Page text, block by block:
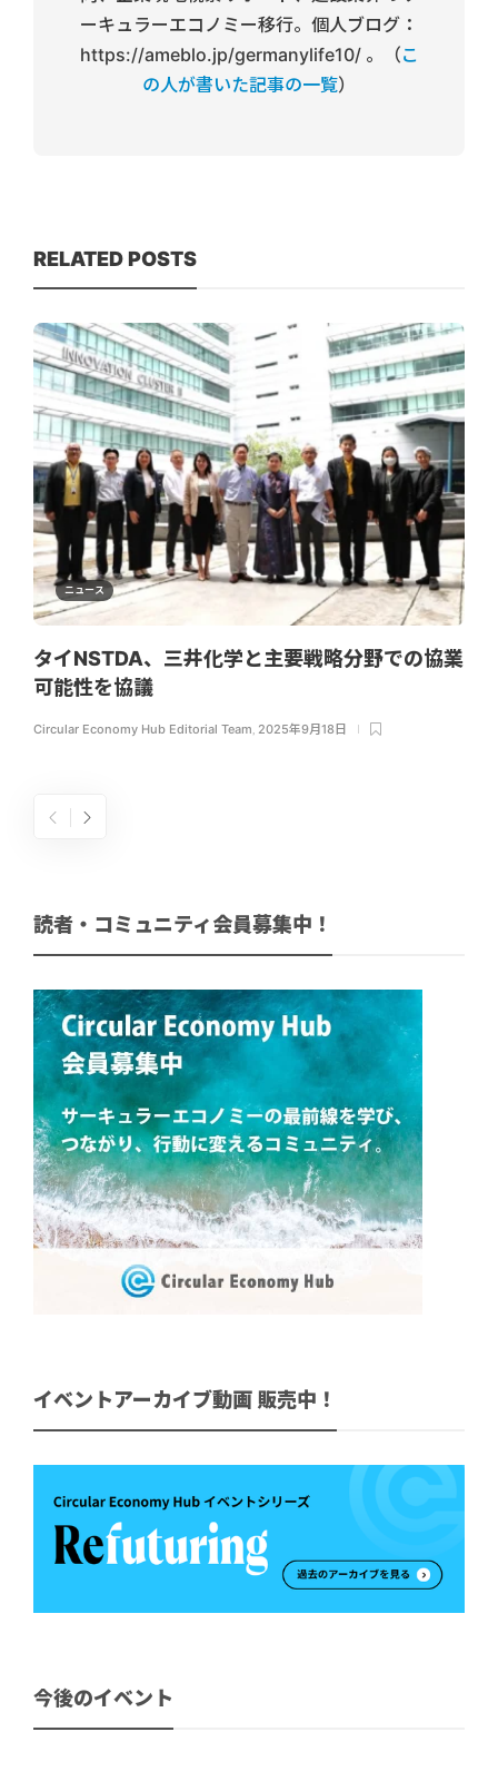
ーキュラーエコノミー移行。個人ブログ：
https://ameblo.jp/germanylife10/ 。（こ
の人が書いた記事の一覧）
RELATED POSTS
ニュース
タイNSTDA、三井化学と主要戦略分野での協業
可能性を協議
Circular Economy Hub Editorial Team 2025年9月18日
読者・コミュニティ会員募集中！
イベントアーカイブ動画 販売中！
今後のイベント